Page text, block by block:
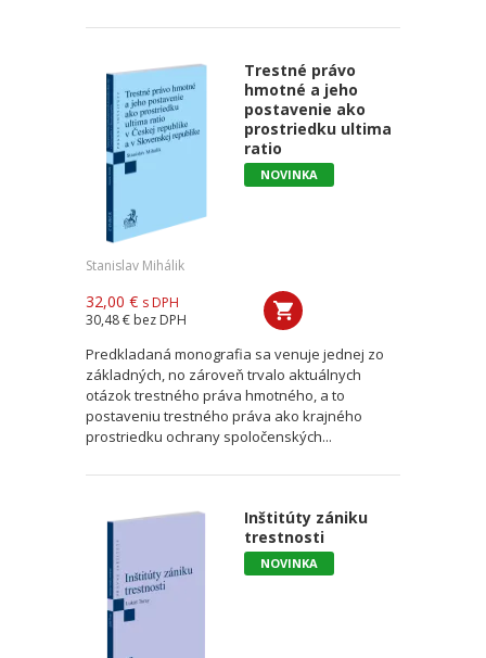
Trestné právo
hmotné a jeho
postavenie ako
prostriedku ultima
ratio
NOVINKA
Stanislav Mihálik
32,00 € s DPH
30,48 € bez DPH
Predkladaná monografia sa venuje jednej zo
základných, no zároveň trvalo aktuálnych
otázok trestného práva hmotného, a to
postaveniu trestného práva ako krajného
prostriedku ochrany spoločenských...
Inštitúty zániku
trestnosti
NOVINKA